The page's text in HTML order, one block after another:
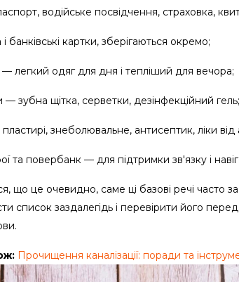
водійське посвідчення, страховка,
банківські картки, зберігаються окремо;
легкий одяг для дня і тепліший для вечора;
— зубна щітка, серветки, дезінфекційний гель;
знеболювальне, антисептик, ліки від
та повербанк — для підтримки зв'язку і
що це очевидно, саме ці базові речі часто
список заздалегідь і перевірити його
Прочищення каналізації: поради та